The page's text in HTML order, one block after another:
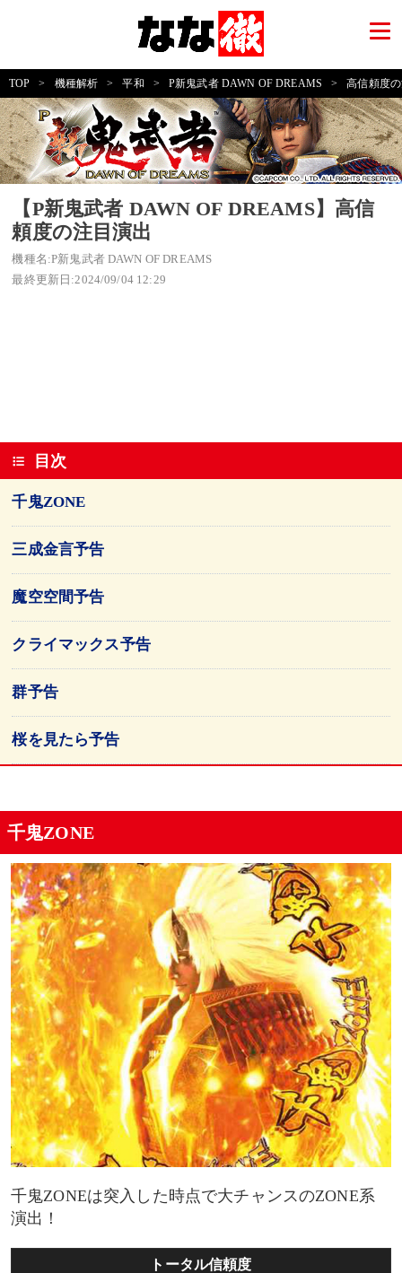
TOP > 機種解析 > 平和 > P新鬼武者 DAWN OF DREAMS > 高信頼度
【P新鬼武者 DAWN OF DREAMS】高信
頼度の注目演出
機種名:P新鬼武者 DAWN OF DREAMS
最終更新日:2024/09/04 12:29
目次
千鬼ZONE
三成金言予告
魔空空間予告
クライマックス予告
群予告
桜を見たら予告
千鬼ZONE
千鬼ZONEは突入した時点で大チャンスのZONE系
演出！
トータル信頼度